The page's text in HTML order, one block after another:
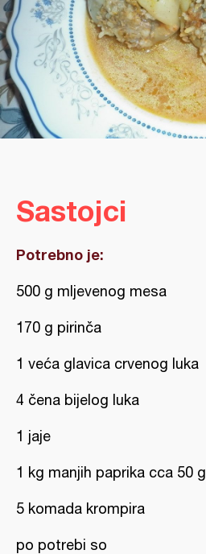
Sastojci
Potrebno je:
500 g mljevenog mesa
170 g pirinča
1 veća glavica crvenog luka
4 čena bijelog luka
1 jaje
1 kg manjih paprika cca 50 g
5 komada krompira
po potrebi so